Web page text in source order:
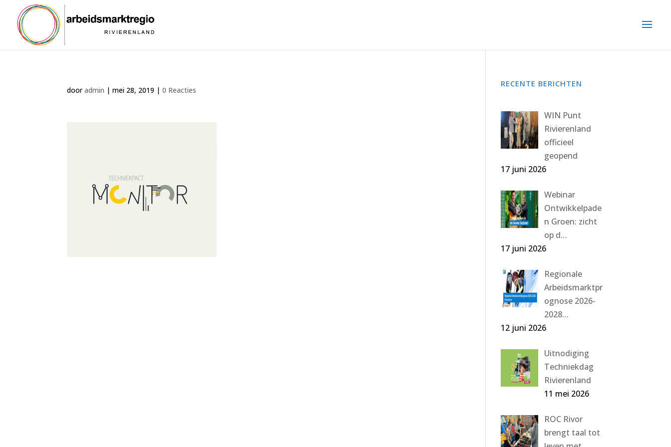
dooradmin |mei 28, 2019 |0 Reacties
RECENTE BERICHTEN
WIN Punt
Rivierenland
officieel
geopend
17 juni 2026
Webinar
Ontwikkelpade
n Groen: zicht
op d…
17 juni 2026
Regionale
Arbeidsmarktpr
ognose 2026-
2028…
12 juni 2026
Uitnodiging
Techniekdag
Rivierenland
11 mei 2026
ROC Rivor
brengt taal tot